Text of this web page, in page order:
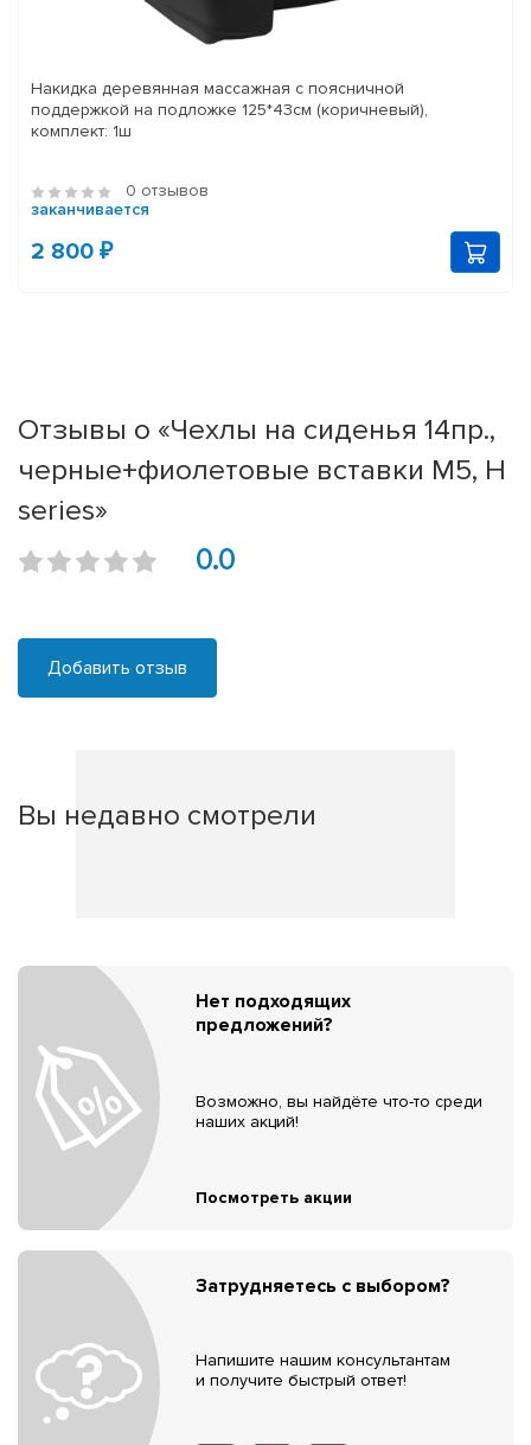
Накидка деревянная массажная с поясничной
поддержкой на подложке 125*43см (коричневый),
комплект: 1ш
0 отзывов
заканчивается
2 800 ₽
Отзывы о «Чехлы на сиденья 14пр.,
черные+фиолетовые вставки М5, H
series»
0.0
Добавить отзыв
Вы недавно смотрели
Нет подходящих
предложений?
Возможно, вы найдёте что-то среди
наших акций!
Посмотреть акции
Затрудняетесь с выбором?
Напишите нашим консультантам
и получите быстрый ответ!